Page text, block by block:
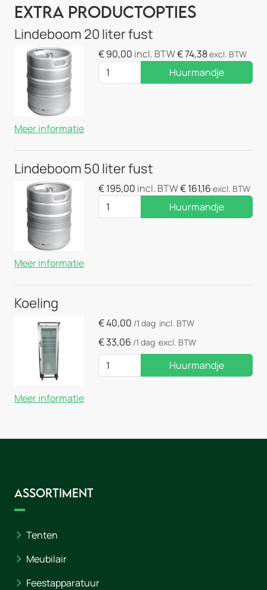
Extra Productopties
Lindeboom 20 liter fust
€90,00 incl. BTW€74,38excl. BTW
Huurmandje
Meer informatie
Lindeboom 50 liter fust
€195,00 incl. BTW€161,16 excl. BTW
Huurmandje
Meer informatie
Koeling
€40,00 /1 dag incl. BTW
€33,06 /1 dag excl. BTW
Huurmandje
Meer informatie
Assortiment
Tenten
Meubilair
Feestapparatuur